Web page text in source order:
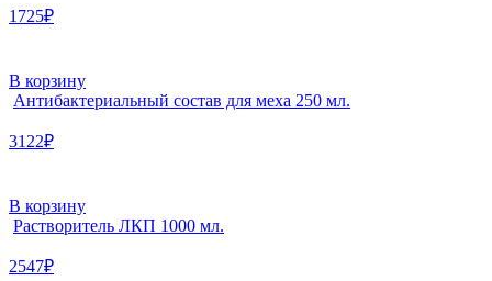
1725₽
В корзину
Антибактериальный состав для меха 250 мл.
3122₽
В корзину
Растворитель ЛКП 1000 мл.
2547₽